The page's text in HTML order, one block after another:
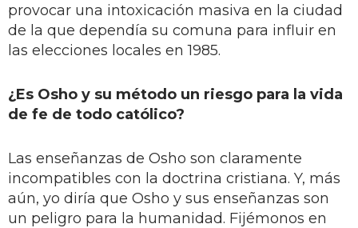
provocar una intoxicación masiva en la ciudad
de la que dependía su comuna para influir en
las elecciones locales en 1985.
¿Es Osho y su método un riesgo para la vida
de fe de todo católico?
Las enseñanzas de Osho son claramente
incompatibles con la doctrina cristiana. Y, más
aún, yo diría que Osho y sus enseñanzas son
un peligro para la humanidad. Fijémonos en